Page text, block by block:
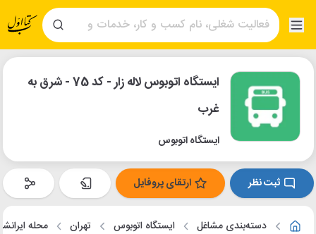
ایستگاه اتوبوس لاله زار - کد 75 - شرق به
غرب
ایستگاه اتوبوس
ثبت نظر ارتقای پروفایل
دسته‌بندی مشاغل ایستگاه اتوبوس تهران محله